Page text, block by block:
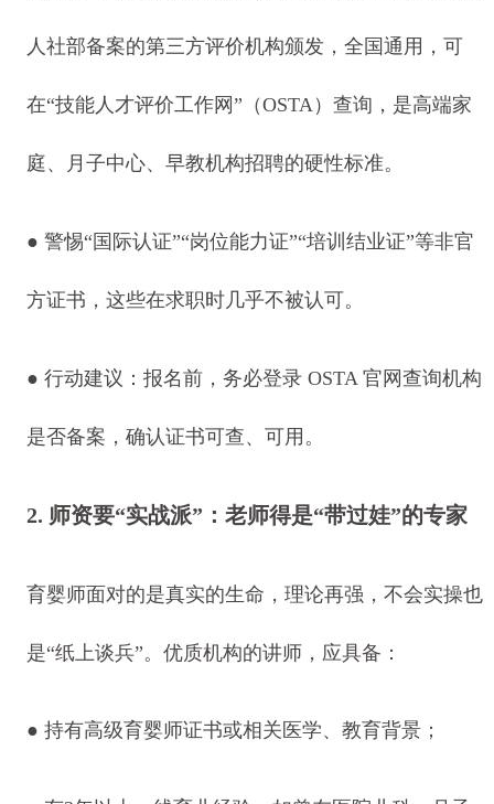
人社部备案的第三方评价机构颁发，全国通用，可
在“技能人才评价工作网”（OSTA）查询，是高端家
庭、月子中心、早教机构招聘的硬性标准。
● 警惕“国际认证”“岗位能力证”“培训结业证”等非官
方证书，这些在求职时几乎不被认可。
● 行动建议：报名前，务必登录 OSTA 官网查询机构
是否备案，确认证书可查、可用。
2. 师资要“实战派”：老师得是“带过娃”的专家
育婴师面对的是真实的生命，理论再强，不会实操也
是“纸上谈兵”。优质机构的讲师，应具备：
● 持有高级育婴师证书或相关医学、教育背景；